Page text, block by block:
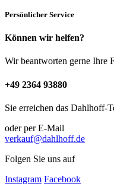
Persönlicher Service
Können wir helfen?
Wir beantworten gerne Ihre
+49 2364 93880
Sie erreichen das Dahlhoff-
oder per E-Mail
verkauf@dahlhoff.de
Folgen Sie uns auf
Instagram Facebook